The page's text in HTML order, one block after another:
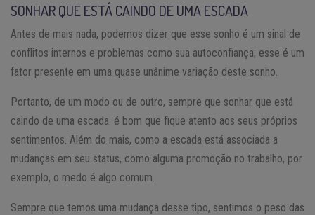
SONHAR QUE ESTÁ CAINDO DE UMA ESCADA
Antes de mais nada, podemos dizer que esse sonho é um sinal de
conflitos internos e problemas como sua autoconfiança; esse é um
fator presente em uma quase unânime variação deste sonho.
Portanto, de um modo ou de outro, sempre que sonhar que está
caindo de uma escada. é bom que fique atento aos seus próprios
sentimentos. Além do mais, como a escada está associada a
mudanças em seu status, como alguma promoção no trabalho, por
exemplo, o medo é algo comum.
Sempre que temos uma mudança desse tipo, sentimos o peso das